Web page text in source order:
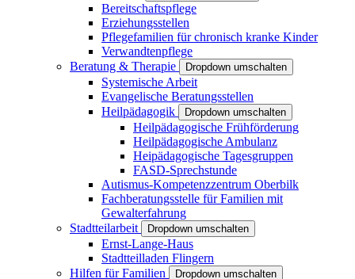
Bereitschaftspflege
Erziehungsstellen
Pflegefamilien für chronisch kranke Kinder
Verwandtenpflege
Beratung & Therapie
Dropdown umschalten
Systemische Arbeit
Evangelische Beratungsstellen
Heilpädagogik
Dropdown umschalten
Heilpädagogische Frühförderung
Heilpädagogische Ambulanz
Heipädagogische Tagesgruppen
FASD-Sprechstunde
Autismus-Kompetenzzentrum Oberbilk
Fachberatungsstelle für Familien mit
Gewalterfahrung
Stadtteilarbeit
Dropdown umschalten
Ernst-Lange-Haus
Stadtteilladen Flingern
Hilfen für Familien
Dropdown umschalten